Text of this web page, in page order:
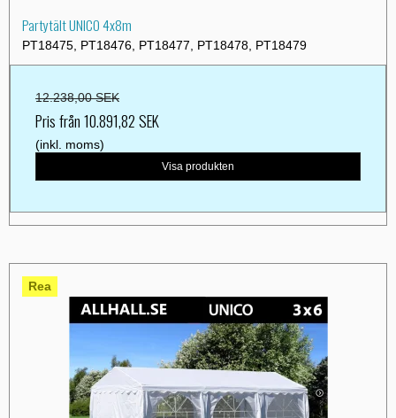
Partytält UNICO 4x8m
PT18475, PT18476, PT18477, PT18478, PT18479
12.238,00 SEK
Pris från10.891,82 SEK
(inkl. moms)
Visa produkten
Rea